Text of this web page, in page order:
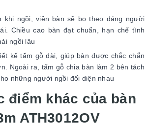
khi ngồi, viền bàn sẽ bo theo dáng người
Chiều cao bàn đạt chuẩn, hạn chế tình
ngồi lâu
kế tấm gỗ dài, giúp bàn được chắc chắn
Ngoài ra, tấm gỗ chia bàn làm 2 bên tách
những người ngồi đối diện nhau
điểm khác của bàn
ATH3012OV